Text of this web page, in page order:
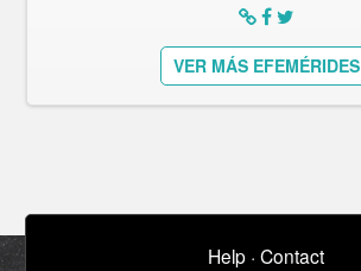
VER MÁS EFEMÉRIDES
Help · Contact